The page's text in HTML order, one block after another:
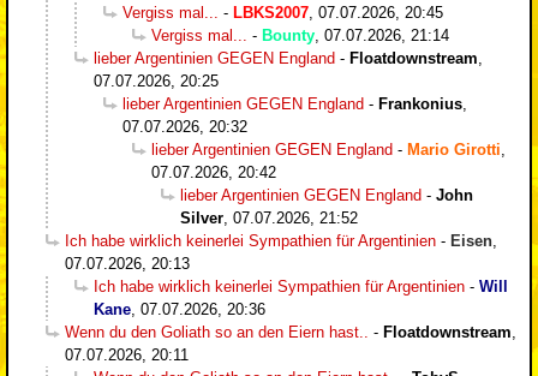
Vergiss mal...
- LBKS2007 07.07.2026, 20:45
Vergiss mal...
- Bounty 07.07.2026, 21:14
lieber Argentinien GEGEN England - Floatdownstream
07.07.2026, 20:25
lieber Argentinien GEGEN England - Frankonius
07.07.2026, 20:32
lieber Argentinien GEGEN England - Mario Girotti
07.07.2026, 20:42
lieber Argentinien GEGEN England - John
Silver 07.07.2026, 21:52
Ich habe wirklich keinerlei Sympathien für Argentinien - Eisen
07.07.2026, 20:13
Ich habe wirklich keinerlei Sympathien für Argentinien - Will
Kane 07.07.2026, 20:36
Wenn du den Goliath so an den Eiern hast..
- Floatdownstream
07.07.2026, 20:11